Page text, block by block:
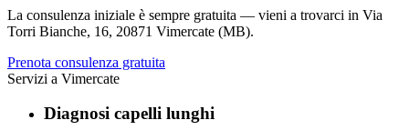
La consulenza iniziale è sempre gratuita — vieni a trovarci in Via
Torri Bianche, 16, 20871 Vimercate (MB).
Prenota consulenza gratuita
Servizi a Vimercate
Diagnosi capelli lunghi